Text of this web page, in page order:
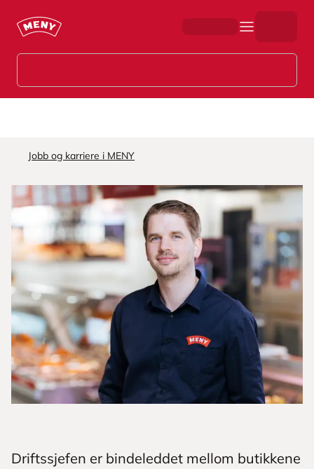
Jobb og karriere i MENY
Driftssjefen er bindeleddet mellom butikkene